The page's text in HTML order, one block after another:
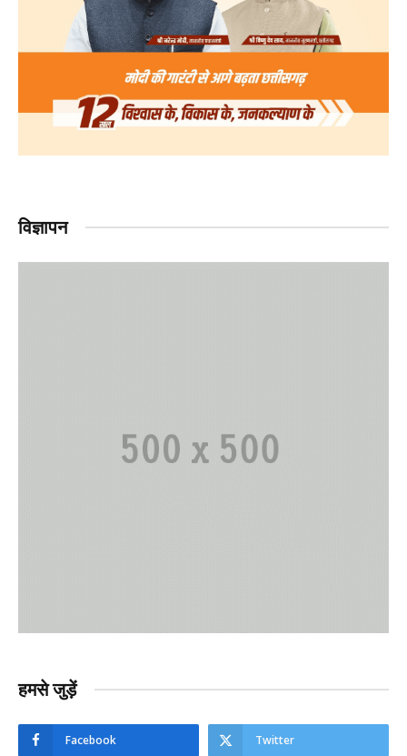
विज्ञापन
हमसे जुड़ें
Facebook Twitter